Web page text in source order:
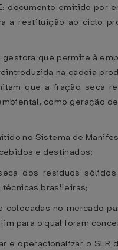
documento emitido
a restituição ao ciclo
que permite à
na cadeia
que a fração seca
como geração
no Sistema de
e destinados;
dos resíduos
brasileiras;
no mercado
para o qual foram
operacionalizar o